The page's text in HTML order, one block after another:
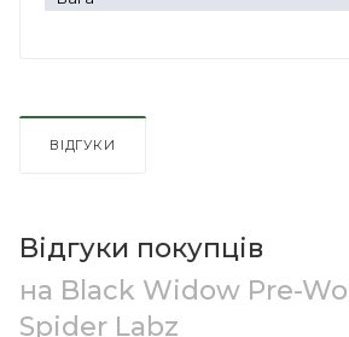
ВІДГУКИ
Відгуки покупців
на Black Widow Pre-
Spider Labz